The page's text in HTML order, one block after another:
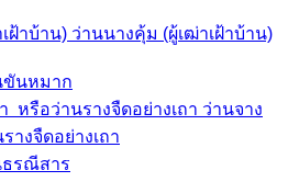
ว่านนางคุ้ม (ผู้เฒ่าเฝ้าบ้าน)
ขันหมาก
ว่านจาง
างจืดอย่างเถา
ธรณีสาร